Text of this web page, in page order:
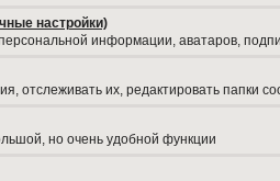
настройки)
информации, аватаров,
отслеживать их, редактировать папки
но очень удобной функции